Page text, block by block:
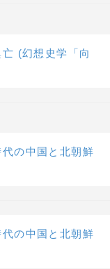
(幻想史学「向
の中国と北朝鮮
の中国と北朝鮮